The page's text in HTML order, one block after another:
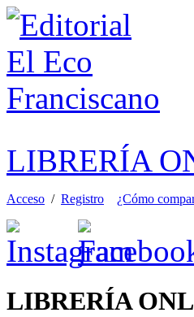
LIBRERÍA
Acceso / Registro ¿Cómo
LIBRERÍA